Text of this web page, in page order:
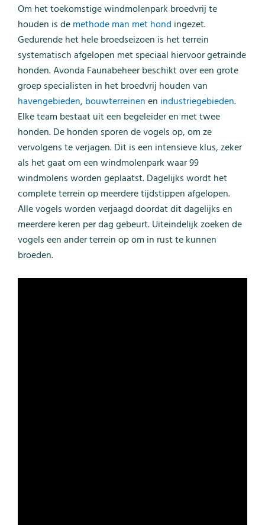
Om het toekomstige windmolenpark broedvrij te
houden is demethode man met hond ingezet.
Gedurende het hele broedseizoen is het terrein
systematisch afgelopen met speciaal hiervoor getrainde
honden. Avonda Faunabeheer beschikt over een grote
groep specialisten in het broedvrij houden van
havengebieden, bouwterreinenen industriegebieden.
Elke team bestaat uit een begeleider en met twee
honden. De honden sporen de vogels op, om ze
vervolgens te verjagen. Dit is een intensieve klus, zeker
als het gaat om een windmolenpark waar 99
windmolens worden geplaatst. Dagelijks wordt het
complete terrein op meerdere tijdstippen afgelopen.
Alle vogels worden verjaagd doordat dit dagelijks en
meerdere keren per dag gebeurt. Uiteindelijk zoeken de
vogels een ander terrein op om in rust te kunnen
broeden.